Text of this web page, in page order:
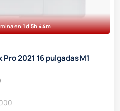
en 1d 5h 44m
2021 16 pulgadas M1